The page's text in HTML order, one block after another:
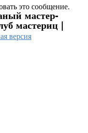
это сообщение.
мастер-
мастериц |
версия